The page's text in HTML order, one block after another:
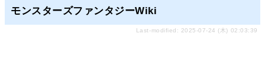
モンスターズファンタジーWiki
Last-modified: 2025-07-24 (木) 02:03:39